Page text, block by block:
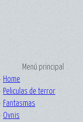
Menú principal
· Home
· Peliculas de terror
· Fantasmas
· Ovnis